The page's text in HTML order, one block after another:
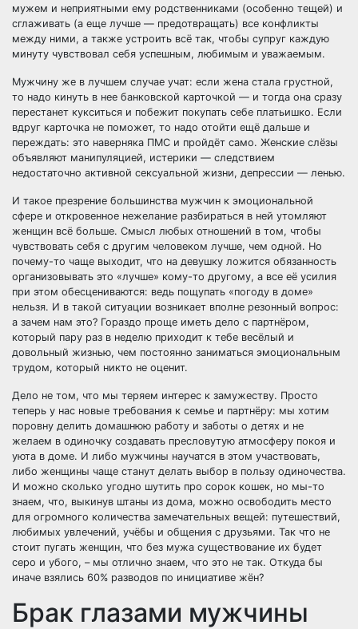
мужем и неприятными ему родственниками (особенно тещей) и
сглаживать (а еще лучше — предотвращать) все конфликты
между ними, а также устроить всё так, чтобы супруг каждую
минуту чувствовал себя успешным, любимым и уважаемым.
Мужчину же в лучшем случае учат: если жена стала грустной,
то надо кинуть в нее банковской карточкой — и тогда она сразу
перестанет кукситься и побежит покупать себе платьишко. Если
вдруг карточка не поможет, то надо отойти ещё дальше и
переждать: это наверняка ПМС и пройдёт само. Женские слёзы
объявляют манипуляцией, истерики — следствием
недостаточно активной сексуальной жизни, депрессии — ленью.
И такое презрение большинства мужчин к эмоциональной
сфере и откровенное нежелание разбираться в ней утомляют
женщин всё больше. Смысл любых отношений в том, чтобы
чувствовать себя с другим человеком лучше, чем одной. Но
почему-то чаще выходит, что на девушку ложится обязанность
организовывать это «лучше» кому-то другому, а все её усилия
при этом обесцениваются: ведь пощупать «погоду в доме»
нельзя. И в такой ситуации возникает вполне резонный вопрос:
а зачем нам это? Гораздо проще иметь дело с партнёром,
который пару раз в неделю приходит к тебе весёлый и
довольный жизнью, чем постоянно заниматься эмоциональным
трудом, который никто не оценит.
Дело не том, что мы теряем интерес к замужеству. Просто
теперь у нас новые требования к семье и партнёру: мы хотим
поровну делить домашнюю работу и заботы о детях и не
желаем в одиночку создавать пресловутую атмосферу покоя и
уюта в доме. И либо мужчины научатся в этом участвовать,
либо женщины чаще станут делать выбор в пользу одиночества.
И можно сколько угодно шутить про сорок кошек, но мы-то
знаем, что, выкинув штаны из дома, можно освободить место
для огромного количества замечательных вещей: путешествий,
любимых увлечений, учёбы и общения с друзьями. Так что не
стоит пугать женщин, что без мужа существование их будет
серо и убого, – мы отлично знаем, что это не так. Откуда бы
иначе взялись 60% разводов по инициативе жён?
Брак глазами мужчины